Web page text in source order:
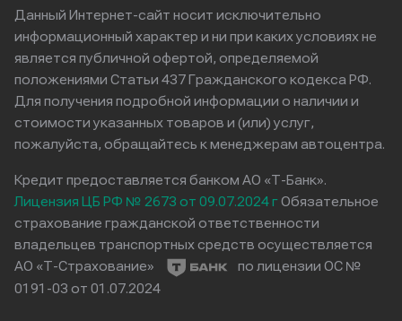
Данный Интернет-сайт носит исключительно
информационный характер и ни при каких условиях не
является публичной офертой, определяемой
положениями Статьи 437 Гражданского кодекса РФ.
Для получения подробной информации о наличии и
стоимости указанных товаров и (или) услуг,
пожалуйста, обращайтесь к менеджерам автоцентра.
Кредит предоставляется банком АО «Т-Банк».
Лицензия ЦБ РФ № 2673 от 09.07.2024 гОбязательное
страхование гражданской ответственности
владельцев транспортных средств осуществляется
АО «Т-Страхование»
по лицензии ОС №
0191-03 от 01.07.2024